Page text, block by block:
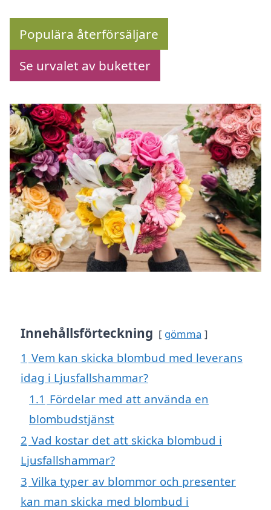
Populära återförsäljare
Se urvalet av buketter
Innehållsförteckning gömma
1 Vem kan skicka blombud med leverans
idag i Ljusfallshammar?
1.1 Fördelar med att använda en
blombudstjänst
2 Vad kostar det att skicka blombud i
Ljusfallshammar?
3 Vilka typer av blommor och presenter
kan man skicka med blombud i